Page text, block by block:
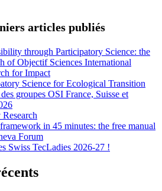
articles publiés
through Participatory Science: the
of Objectif Sciences International
for Impact
Science for Ecological Transition
groupes OSI France, Suisse et
in 45 minutes: the free manual
Forum
Swiss TecLadies 2026-27 !